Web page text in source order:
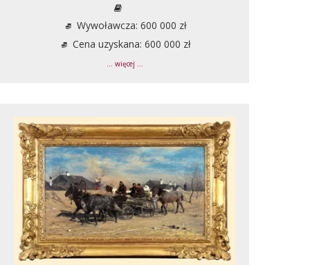
Wywoławcza: 600 000 zł
Cena uzyskana: 600 000 zł
... więcej ...